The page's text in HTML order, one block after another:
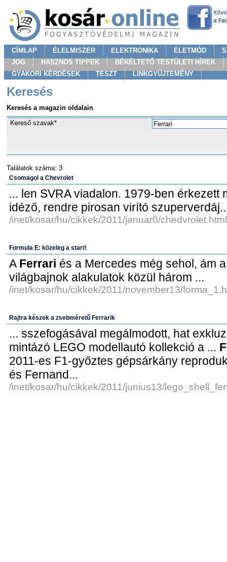
CÍMLAP ÉLELMISZER ELEKTRONIKA ÉLETMÓD
JOG
HASZNOS TIPPEK
BÉKÉLTETŐ TESTÜLETI HÍREK
GYAKORI KÉRDÉSEK
TESZT LINKGYÜJTEMÉNY
Keresés
Keresés a magazin oldalain
Kereső szavak*
Találatok száma: 3
Csomagol a Chevrolet
... len SVRA viadalon. 1979-ben érkezett
idéző, rendre pirosan virító
/inet/kosar/hu/cikkek/2011/januar0/chedvrolet.html
Formula E: közeleg a start!
A Ferrari és a Mercedes még sehol, ám
világbajnok alakulatok közül három ...
/inet/kosar/hu/cikkek/2011/november13/
Rajtra készek a zsebméretű Ferrarik
... sszefogásával megálmodott, hat
mintázó LEGO modellautó kollekció a ...
2011-es F1-győztes gépsárkány
és Fernand...
/inet/kosar/hu/cikkek/2011/junius13/